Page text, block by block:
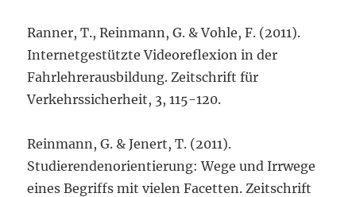
Ranner, T., Reinmann, G. & Vohle, F. (2011).
Internetgestützte Videoreflexion in der
Fahrlehrerausbildung. Zeitschrift für
Verkehrssicherheit, 3, 115-120.
Reinmann, G. & Jenert, T. (2011).
Studierendenorientierung: Wege und Irrwege
eines Begriffs mit vielen Facetten. Zeitschrift